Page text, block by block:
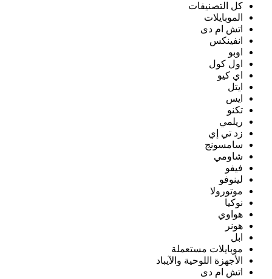
كل التصنيفات
الموبايلات
اتش ام دى
انفينكس
اوبو
اول كول
اي كيو
ايتل
ايس
تكنو
ريلمي
زد تي إي
سامسونج
شاومي
فيفو
لينوفو
موتورولا
نوكيا
هواوي
هونر
ابل
موبايلات مستعملة
الأجهزة اللوحية والآيباد
اتش ام دى